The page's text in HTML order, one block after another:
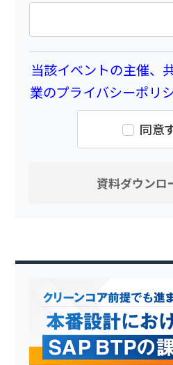
当該イベントの主催、
業のプライバシーポリ
同意